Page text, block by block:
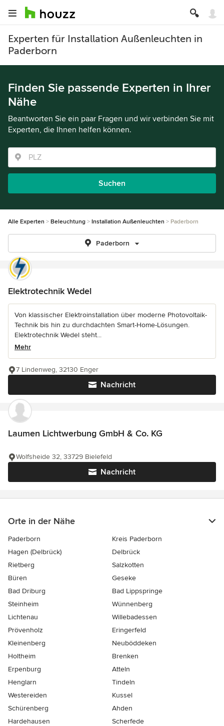
Experten für Installation Außenleuchten in
Paderborn
Finden Sie passende Experten in Ihrer
Nähe
Beantworten Sie ein paar Fragen und wir verbinden Sie mit
Experten, die Ihnen helfen können.
Suchen
Alle Experten Beleuchtung Installation Außenleuchten Paderborn
Paderborn
Elektrotechnik Wedel
Von klassischer Elektroinstallation über moderne Photovoltaik-
Technik bis hin zu durchdachten Smart-Home-Lösungen.
Elektrotechnik Wedel steht...
Mehr
Nachricht
7 Lindenweg, 32130 Enger
Laumen Lichtwerbung GmbH & Co. KG
Nachricht
Wolfsheide 32, 33729 Bielefeld
Orte in der Nähe
Paderborn
Kreis Paderborn
Hagen (Delbrück)
Delbrück
Rietberg
Salzkotten
Büren
Geseke
Bad Driburg
Bad Lippspringe
Steinheim
Wünnenberg
Lichtenau
Willebadessen
Prövenholz
Eringerfeld
Kleinenberg
Neuböddeken
Holtheim
Brenken
Erpenburg
Atteln
Henglarn
Tindeln
Westereiden
Kussel
Schürenberg
Ahden
Hardehausen
Scherfede